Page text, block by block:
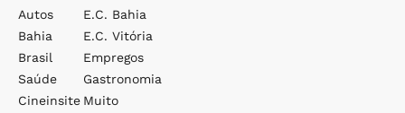
Autos
Bahia
Brasil
Saúde
Cineinsite
E.c. Bahia
E.c. Vitória
Empregos
Gastronomia
Muito